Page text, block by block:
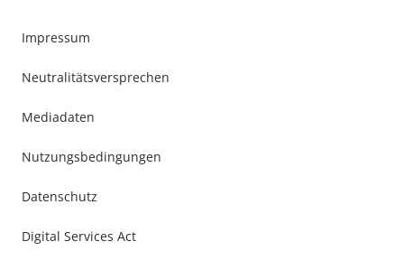
Impressum
Neutralitätsversprechen
Mediadaten
Nutzungsbedingungen
Datenschutz
Digital Services Act